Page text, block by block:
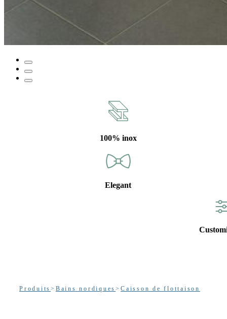
Produits> Bains nordiques>Caisson de flottaison
100% inox
Elegant